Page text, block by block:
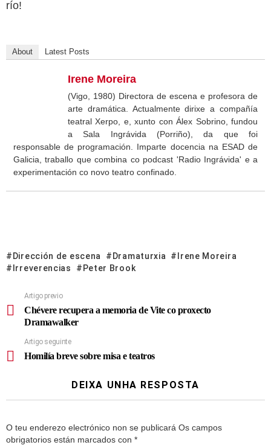
río!
About Latest Posts
Irene Moreira
(Vigo, 1980) Directora de escena e profesora de
arte dramática. Actualmente dirixe a compañía
teatral Xerpo, e, xunto con Álex Sobrino, fundou
a Sala Ingrávida (Porriño), da que foi
responsable de programación. Imparte docencia na ESAD de
Galicia, traballo que combina co podcast 'Radio Ingrávida' e a
experimentación co novo teatro confinado.
Dirección de escena Dramaturxia
Irene Moreira
Irreverencias
Peter Brook
Artigo previo
Chévere recupera a memoria de Vite co proxecto
Dramawalker
Artigo seguinte
Homilía breve sobre misa e teatros
DEIXA UNHA RESPOSTA
O teu enderezo electrónico non se publicará Os campos
obrigatorios están marcados con *